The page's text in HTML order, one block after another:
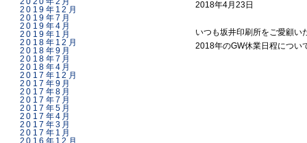
2019年12月
2019年7月
2019年4月
2019年1月
2018年12月
2018年9月
2018年7月
2018年4月
2017年12月
2017年9月
2017年8月
2017年7月
2017年5月
2017年4月
2017年3月
2017年1月
2016年12月
2018年4月23日
いつも坂井印刷所をご愛顧い
2018年のGW休業日程につい